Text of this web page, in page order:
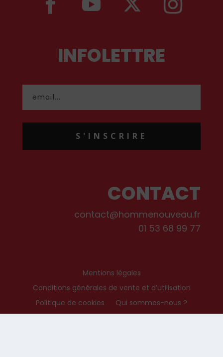
INFOLETTRE
S'INSCRIRE
CONTACT
contact@hommenouveau.fr
01 53 68 99 77
Mentions légales
Conditions générales de vente et d’utilisation
Politique de cookies
Qui sommes-nous ?